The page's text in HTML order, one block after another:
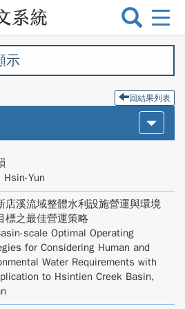
選
切
示
回結果列表
Hsin-Yun
店溪流域整體水利設施營運與環境
標之最佳營運策略
scale Optimal Operating
for Considering Human and
Water Requirements with
to Hsintien Creek Basin,